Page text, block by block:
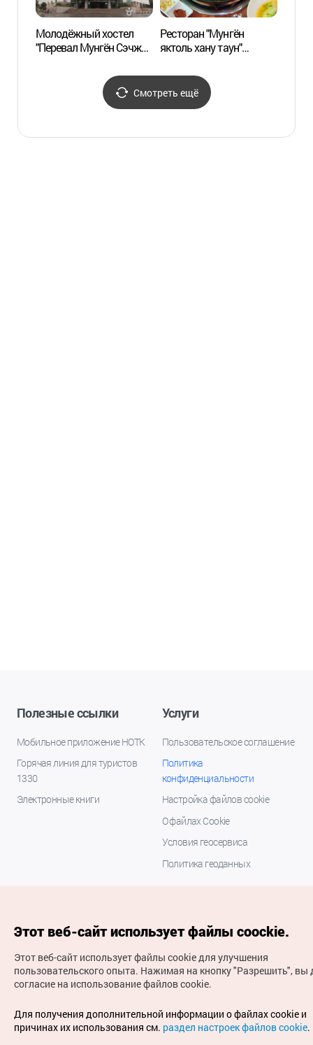
Молодёжный хостел
"Перевал Мунгён Сэчже"
Ресторан "Мунгён
яктоль хану таун"
Смотреть ещё
Полезные ссылки
Мобильное приложение НОТК
Горячая линия для туристов
1330
Электронные книги
Услуги
Пользовательское соглашение
Политика
конфиденциальности
Настройка файлов cookie
О файлах Cookie
Условия геосервиса
Политика геоданных
(с) Национальная организация туризма Кореи Все
права защищены
Для извещения об ошибках и проблемах, связанных с
работой веб-сайта, направляйте ваши запросы на
Этот веб-сайт использует файлы coockie.
Этот веб-сайт использует файлы cookie для улучшения
пользовательского опыта. Нажимая на кнопку "Разрешить", вы
согласие на использование файлов cookie.
Для получения дополнительной информации о файлах cookie и
причинах их использования см. раздел настроек файлов cookie.